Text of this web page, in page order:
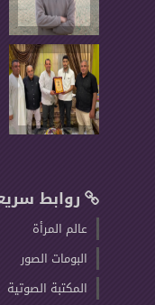
روابط
عالم المرأة
البومات الصور
المكتبة الصوتية